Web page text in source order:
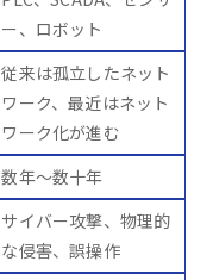
ー、ロボット
従来は孤立したネット
ワーク、最近はネット
ワーク化が進む
数年～数十年
サイバー攻撃、物理的
な侵害、誤操作